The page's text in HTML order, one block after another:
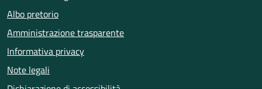
Albo pretorio
Amministrazione trasparente
Informativa privacy
Note legali